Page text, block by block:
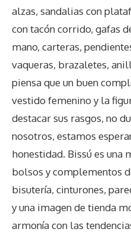
alzas, sandalias con
con tacón corrido, gafas
mano, carteras,
vaqueras, brazaletes,
piensa que un buen
vestido femenino y la
destacar sus rasgos, no
nosotros, estamos
honestidad. Bissú es una
bolsos y complementos
bisutería, cinturones,
y una imagen de tienda
armonía con las